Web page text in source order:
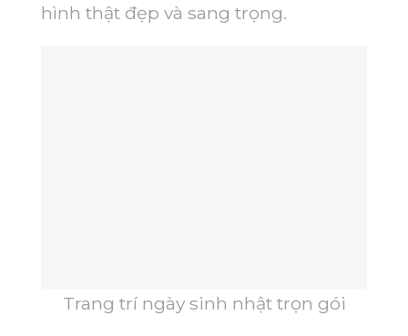
hình thật đẹp và sang trọng.
Trang trí ngày sinh nhật trọn gói